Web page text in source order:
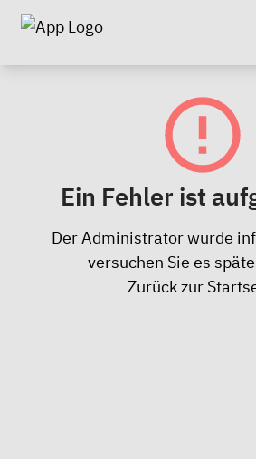
Ein Fehler ist
Der Administrator wurde
versuchen Sie es
Zurück zur